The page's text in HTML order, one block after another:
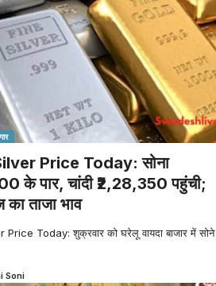
Price Today: सोना
के पार, चांदी ₹2,28,350 पहुंची;
ताजा भाव
Today: शुक्रवार को घरेलू वायदा बाजार में सोने
Soni